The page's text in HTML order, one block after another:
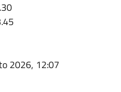
2026, 12:07